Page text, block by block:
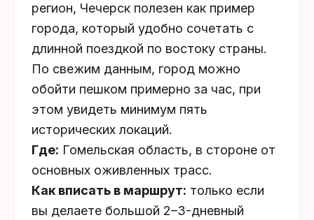
регион, Чечерск полезен как пример
города, который удобно сочетать с
длинной поездкой по востоку страны.
По свежим данным, город можно
обойти пешком примерно за час, при
этом увидеть минимум пять
исторических локаций.
Где: Гомельская область, в стороне от
основных оживленных трасс.
Как вписать в маршрут: только если
вы делаете большой 2–3-дневный